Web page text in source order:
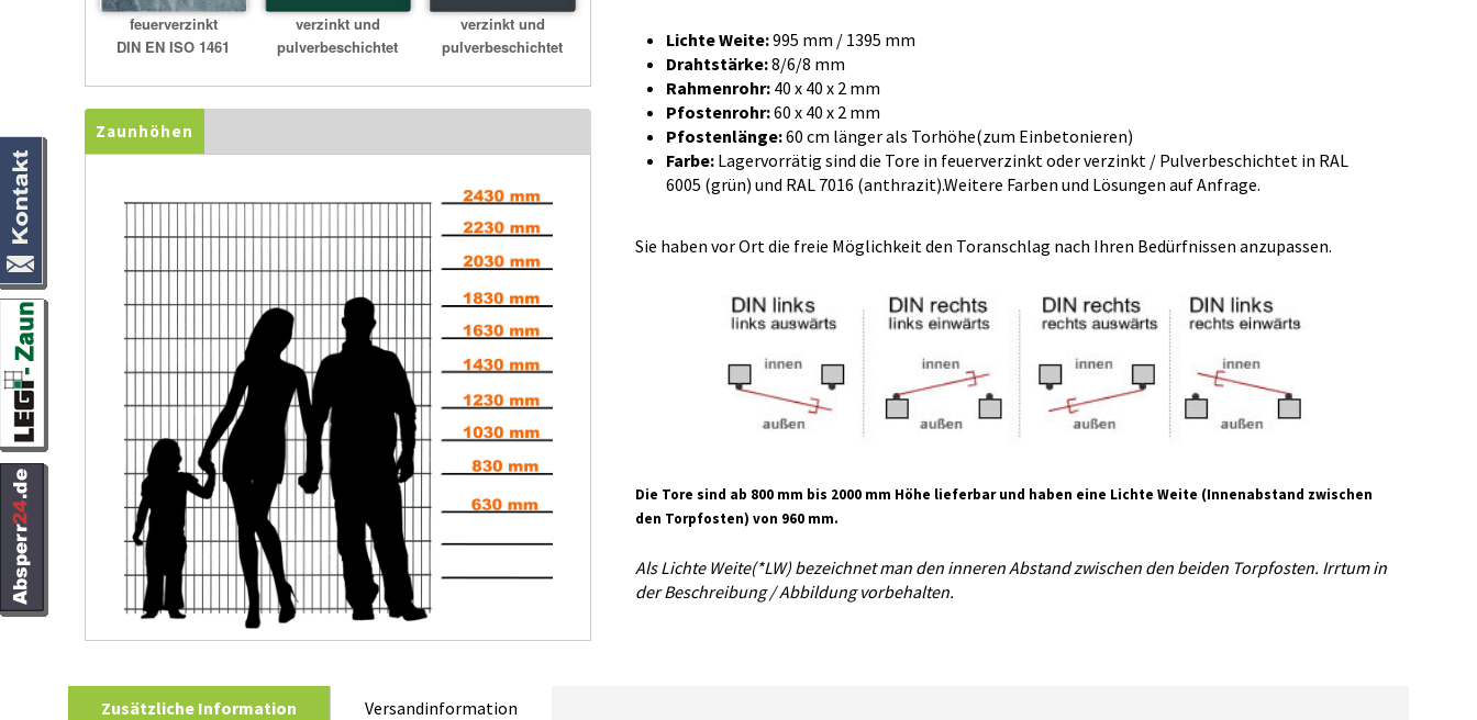
feuerverzinkt
DIN EN ISO 1461
verzinkt und
pulverbeschichtet
verzinkt und
pulverbeschichtet
Zaunhöhen
Lichte Weite:995 mm / 1395 mm
Drahtstärke:8/6/8 mm
Rahmenrohr:40 x 40 x 2 mm
Pfostenrohr:60 x 40 x 2 mm
Pfostenlänge:60 cm länger als Torhöhe(zum Einbetonieren)
Farbe:Lagervorrätig sind die Tore in feuerverzinkt oder verzinkt / Pulverbeschichtet in RAL
6005 (grün) und RAL 7016 (anthrazit).Weitere Farben und Lösungen auf Anfrage.
Sie haben vor Ort die freie Möglichkeit den Toranschlag nach Ihren Bedürfnissen anzupassen.
Die Tore sind ab 800 mm bis 2000 mm Höhe lieferbar und haben eine Lichte Weite (Innenabstand zwischen
den Torpfosten) von 960 mm.
Als Lichte Weite(*LW) bezeichnet man den inneren Abstand zwischen den beiden Torpfosten. Irrtum in
der Beschreibung / Abbildung vorbehalten.
Zusätzliche Information Versandinformation